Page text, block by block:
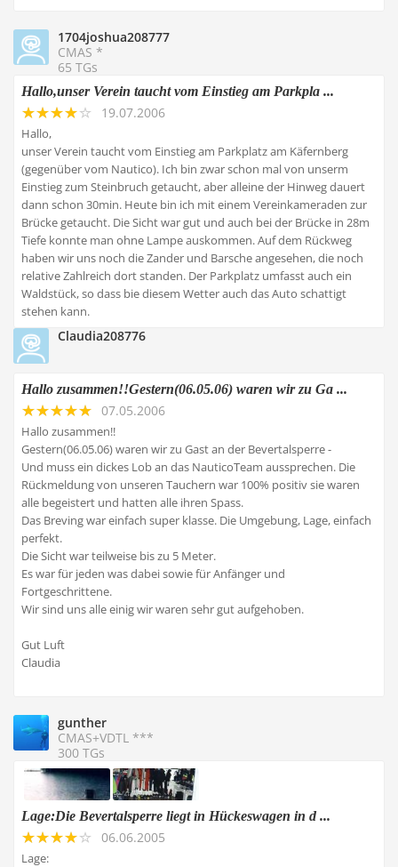
1704joshua208777
CMAS *
65 TGs
Hallo,unser Verein taucht vom Einstieg am Parkpla ...
19.07.2006
Hallo,
unser Verein taucht vom Einstieg am Parkplatz am Käfernberg
(gegenüber vom Nautico). Ich bin zwar schon mal von unserm
Einstieg zum Steinbruch getaucht, aber alleine der Hinweg dauert
dann schon 30min. Heute bin ich mit einem Vereinkameraden zur
Brücke getaucht. Die Sicht war gut und auch bei der Brücke in 28m
Tiefe konnte man ohne Lampe auskommen. Auf dem Rückweg
haben wir uns noch die Zander und Barsche angesehen, die noch
relative Zahlreich dort standen. Der Parkplatz umfasst auch ein
Waldstück, so dass bie diesem Wetter auch das Auto schattigt
stehen kann.
Claudia208776
Hallo zusammen!!Gestern(06.05.06) waren wir zu Ga ...
07.05.2006
Hallo zusammen!!
Gestern(06.05.06) waren wir zu Gast an der Bevertalsperre -
Und muss ein dickes Lob an das NauticoTeam aussprechen. Die
Rückmeldung von unseren Tauchern war 100% positiv sie waren
alle begeistert und hatten alle ihren Spass.
Das Breving war einfach super klasse. Die Umgebung, Lage, einfach
perfekt.
Die Sicht war teilweise bis zu 5 Meter.
Es war für jeden was dabei sowie für Anfänger und
Fortgeschrittene.
Wir sind uns alle einig wir waren sehr gut aufgehoben.
Gut Luft
Claudia
gunther
CMAS+VDTL ***
300 TGs
Lage:Die Bevertalsperre liegt in Hückeswagen in d ...
06.06.2005
Lage: